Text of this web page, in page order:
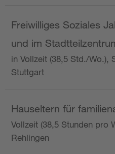
Freiwilliges Soziales
und im
in Vollzeit (38,5 Std./Wo.),
Stuttgart
Hauseltern für
Vollzeit (38,5 Stunden pro
Rehlingen